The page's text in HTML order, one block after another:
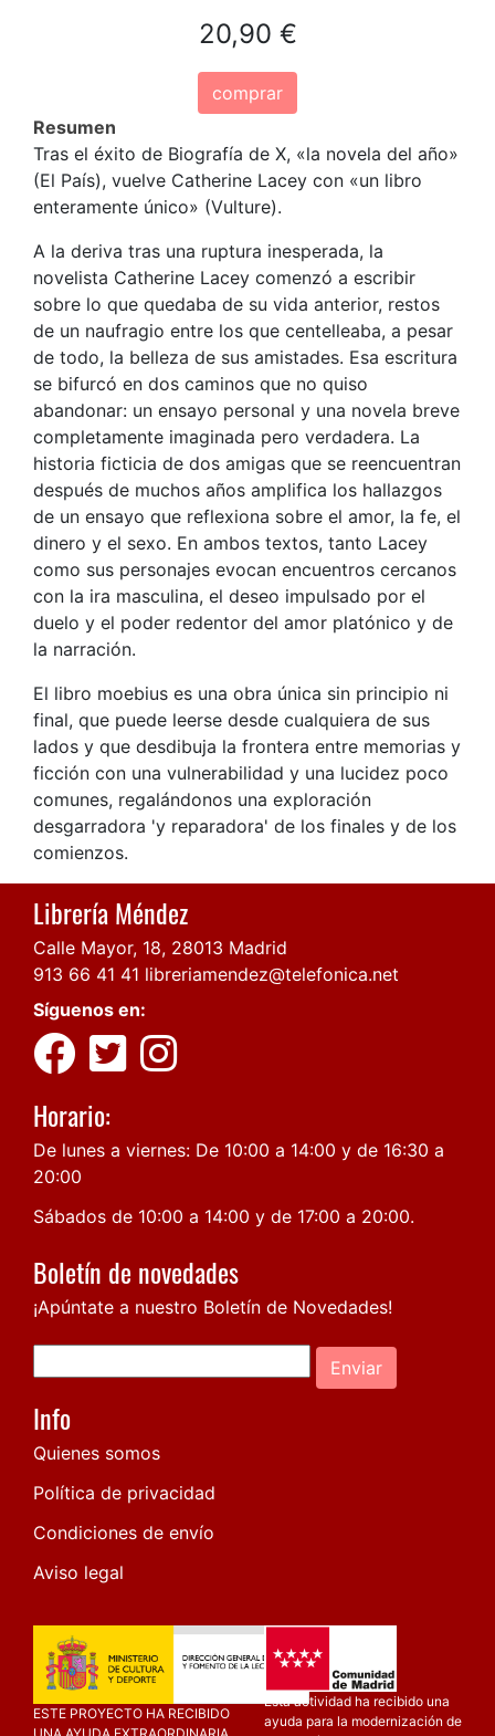
20,90 €
comprar
Resumen
Tras el éxito de Biografía de X, «la novela del año»
(El País), vuelve Catherine Lacey con «un libro
enteramente único» (Vulture).
A la deriva tras una ruptura inesperada, la
novelista Catherine Lacey comenzó a escribir
sobre lo que quedaba de su vida anterior, restos
de un naufragio entre los que centelleaba, a pesar
de todo, la belleza de sus amistades. Esa escritura
se bifurcó en dos caminos que no quiso
abandonar: un ensayo personal y una novela breve
completamente imaginada pero verdadera. La
historia ficticia de dos amigas que se reencuentran
después de muchos años amplifica los hallazgos
de un ensayo que reflexiona sobre el amor, la fe, el
dinero y el sexo. En ambos textos, tanto Lacey
como sus personajes evocan encuentros cercanos
con la ira masculina, el deseo impulsado por el
duelo y el poder redentor del amor platónico y de
la narración.
El libro moebius es una obra única sin principio ni
final, que puede leerse desde cualquiera de sus
lados y que desdibuja la frontera entre memorias y
ficción con una vulnerabilidad y una lucidez poco
comunes, regalándonos una exploración
desgarradora 'y reparadora' de los finales y de los
comienzos.
Librería Méndez
Calle Mayor, 18, 28013 Madrid
913 66 41 41 libreriamendez@telefonica.net
Síguenos en:
Horario:
De lunes a viernes: De 10:00 a 14:00 y de 16:30 a
20:00
Sábados de 10:00 a 14:00 y de 17:00 a 20:00.
Boletín de novedades
¡Apúntate a nuestro Boletín de Novedades!
Enviar
Info
Quienes somos
Política de privacidad
Condiciones de envío
Aviso legal
ESTE PROYECTO HA RECIBIDO
Esta actividad ha recibido una
ayuda para la modernización de